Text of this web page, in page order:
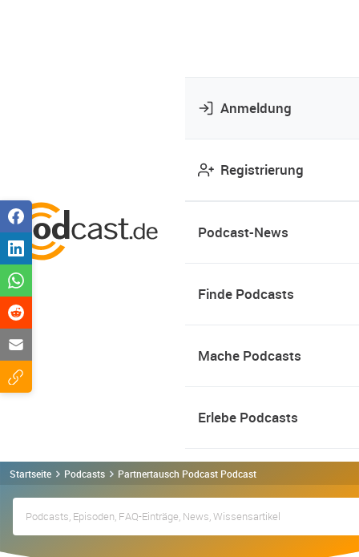
Anmeldung
Registrierung
Podcast-News
Finde Podcasts
Mache Podcasts
Erlebe Podcasts
Startseite Podcasts Partnertausch Podcast Podcast